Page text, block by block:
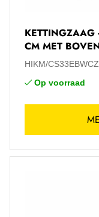
CM MET
HIKM/CS33EBWCZ
Op voorraad